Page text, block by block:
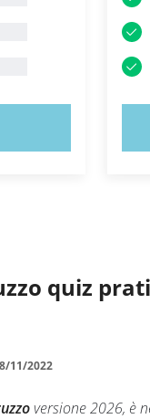
quiz
11/2022
versione 2026, è